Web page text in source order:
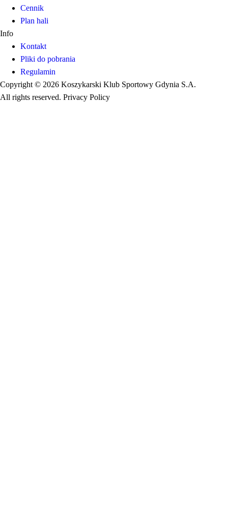
Cennik
Plan hali
Info
Kontakt
Pliki do pobrania
Regulamin
Copyright © 2026 Koszykarski Klub Sportowy Gdynia S.A.
All rights reserved. Privacy Policy